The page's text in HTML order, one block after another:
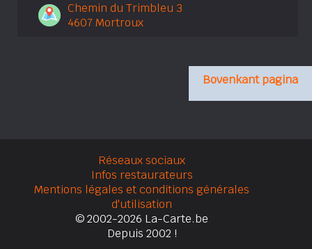
Chemin du Trimbleu 3
4607 Mortroux
Bovenkant pagina
Réseaux sociaux
Infos restaurateurs
Mentions légales et conditions générales
d'utilisation
© 2002-2026 La-Carte.be
Depuis 2002 !